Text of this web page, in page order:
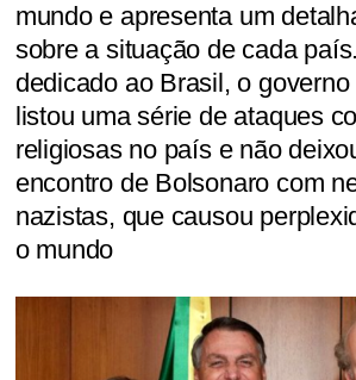
mundo e apresenta um
sobre a situação de cada
dedicado ao Brasil, o
listou uma série de ataques
religiosas no país e não
encontro de Bolsonaro com
nazistas, que causou
o mundo